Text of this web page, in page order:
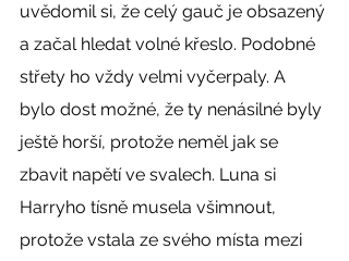
uvědomil si, že celý gauč je obsazený
a začal hledat volné křeslo. Podobné
střety ho vždy velmi vyčerpaly. A
bylo dost možné, že ty nenásilné byly
ještě horší, protože neměl jak se
zbavit napětí ve svalech. Luna si
Harryho tísně musela všimnout,
protože vstala ze svého místa mezi